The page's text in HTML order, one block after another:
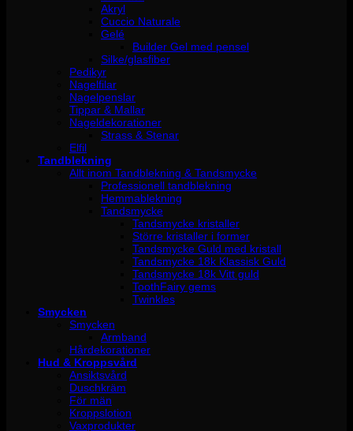
Akryl
Cuccio Naturale
Gelé
Builder Gel med pensel
Silke/glasfiber
Pedikyr
Nagelfilar
Nagelpenslar
Tippar & Mallar
Nageldekorationer
Strass & Stenar
Elfil
Tandblekning
Allt inom Tandblekning & Tandsmycke
Professionell tandblekning
Hemmablekning
Tandsmycke
Tandsmycke kristaller
Större kristaller i former
Tandsmycke Guld med kristall
Tandsmycke 18k Klassisk Guld
Tandsmycke 18k Vitt guld
ToothFairy gems
Twinkles
Smycken
Smycken
Armband
Hårdekorationer
Hud & Kroppsvård
Ansiktsvård
Duschkräm
För män
Kroppslotion
Vaxprodukter